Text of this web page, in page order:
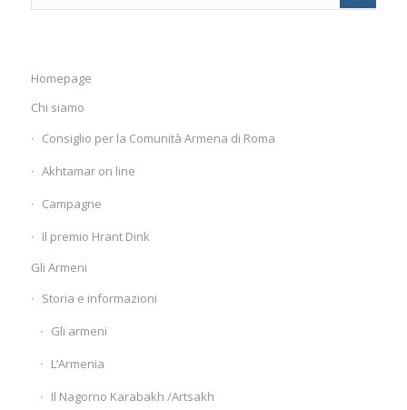
Homepage
Chi siamo
Consiglio per la Comunità Armena di Roma
Akhtamar on line
Campagne
Il premio Hrant Dink
Gli Armeni
Storia e informazioni
Gli armeni
L’Armenia
Il Nagorno Karabakh /Artsakh